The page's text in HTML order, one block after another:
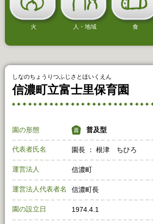
火 人・地域 食
しなのちょうりつふじさとほいくえん
信濃町立富士里保育園
園の形態 普及型
代表者氏名 園長 ： 根津 ちひろ
運営法人 信濃町
運営法人代表者名 信濃町長
園の設立日 1974.4.1